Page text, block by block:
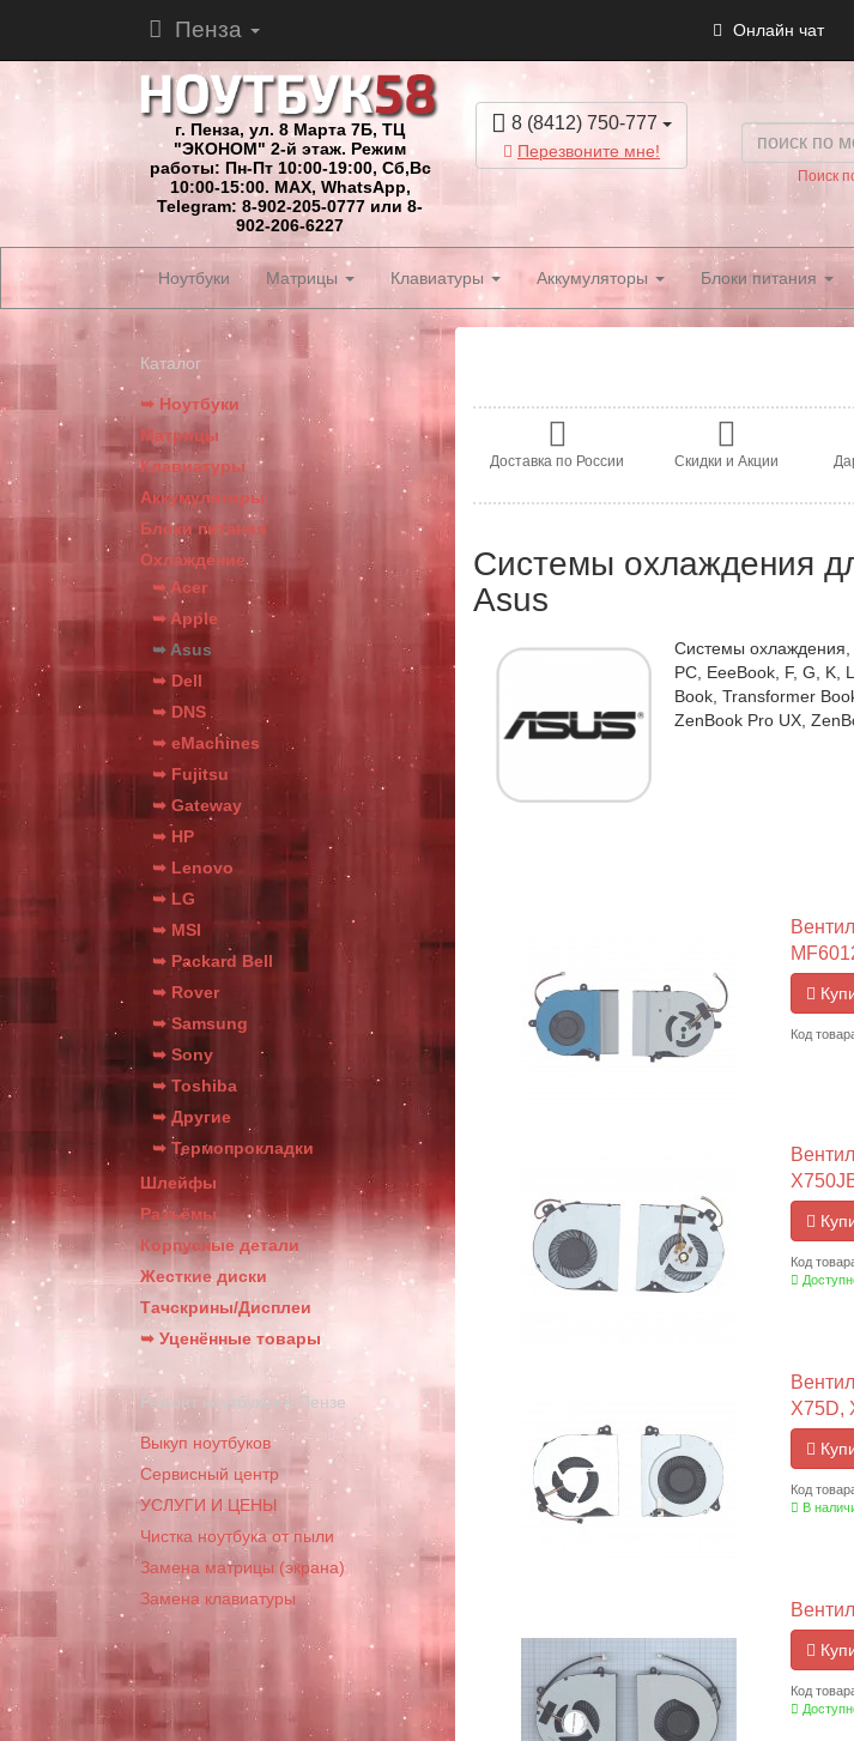
Пенза Онлайн чат
г. Пенза, ул. 8 Марта 7Б, ТЦ
"ЭКОНОМ" 2-й этаж. Режим
работы: Пн-Пт 10:00-19:00, Сб,Вс
10:00-15:00. MAX, WhatsApp,
Telegram: 8-902-205-0777 или 8-
902-206-6227
8 (8412) 750-777
Перезвоните мне!
Поиск
Ноутбуки Матрицы Клавиатуры Аккумуляторы Блоки питания
Каталог
➥ Ноутбуки
Матрицы
Клавиатуры
Аккумуляторы
Блоки питания
Охлаждение
➥ Acer
➥ Apple
➥ Asus
➥ Dell
➥ DNS
➥ eMachines
➥ Fujitsu
➥ Gateway
➥ HP
➥ Lenovo
➥ LG
➥ MSI
➥ Packard Bell
➥ Rover
➥ Samsung
➥ Sony
➥ Toshiba
➥ Другие
➥ Термопрокладки
Шлейфы
Разъёмы
Корпусные детали
Жесткие диски
Тачскрины/Дисплеи
➥ Уценённые товары
Ремонт ноутбуков в Пензе
Выкуп ноутбуков
Сервисный центр
УСЛУГИ И ЦЕНЫ
Чистка ноутбука от пыли
Замена матрицы (экрана)
Замена клавиатуры
Доставка по России Скидки и Акции
Системы охлаждения
Asus
Системы охлаждения,
PC, EeeBook, F, G, K,
Book, Transformer
ZenBook Pro UX,
Код
Код
X75D,
Код
В
Код